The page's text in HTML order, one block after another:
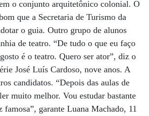
o conjunto arquitetônico colonial. O
que a Secretaria de Turismo da
o guia. Outro grupo de alunos
de teatro. “De tudo o que eu faço
é o teatro. Quero ser ator”, diz o
José Luís Cardoso, nove anos. A
candidatos. “Depois das aulas de
muito melhor. Vou estudar bastante
famosa”, garante Luana Machado, 11